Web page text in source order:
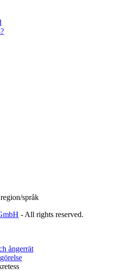
språk
- All rights reserved.
ångerrät